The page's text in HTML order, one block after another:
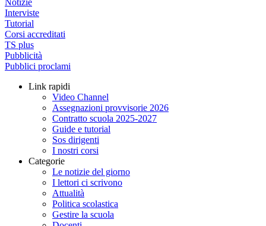
Notizie
Interviste
Tutorial
Corsi accreditati
TS plus
Pubblicità
Pubblici proclami
Link rapidi
Video Channel
Assegnazioni provvisorie 2026
Contratto scuola 2025-2027
Guide e tutorial
Sos dirigenti
I nostri corsi
Categorie
Le notizie del giorno
I lettori ci scrivono
Attualità
Politica scolastica
Gestire la scuola